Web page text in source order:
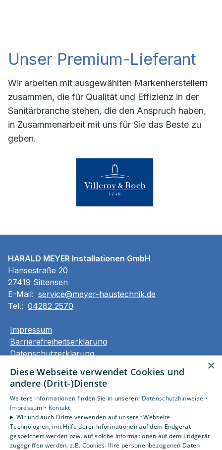
Unser Premium-Lieferant
Wir arbeiten mit ausgewählten Markenherstellern
zusammen, die für Qualität und Effizienz in der
Sanitärbranche stehen, die den Anspruch haben,
in Zusammenarbeit mit uns für Sie das Beste zu
geben.
HARALD MEYER Installationen GmbH
Hansestraße 20
27419 Sittensen
E-Mail: service@meyer-haustechnik.de
Tel.: 04282 2570
Impressum
Barrierefreiheitserklärung
Datenschutzerklärung
Unsere Bereiche
Privatkunden
Gewerbekunden
Karriere
Unternehmen
×
Diese Webseite verwendet Cookies und
andere (Dritt-)Dienste
Weitere Informationen finden Sie in unseren: Datenschutzhinweise •
Impressum • Kontakt
Wir und auch Dritte verwenden auf unserer Webseite
Technologien, mit Hilfe derer Informationen auf dem Endgerät
gespeichert werden bzw. auf solche Informationen auf dem Endgerät
zugegriffen werden, z.B. Cookies. Ihre personenbezogenen Daten